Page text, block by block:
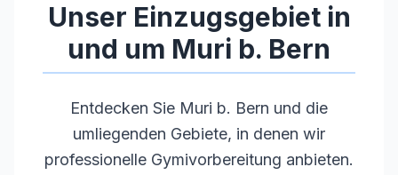
Unser Einzugsgebiet in
und um Muri b. Bern
Entdecken Sie Muri b. Bern und die
umliegenden Gebiete, in denen wir
professionelle Gymivorbereitung anbieten.